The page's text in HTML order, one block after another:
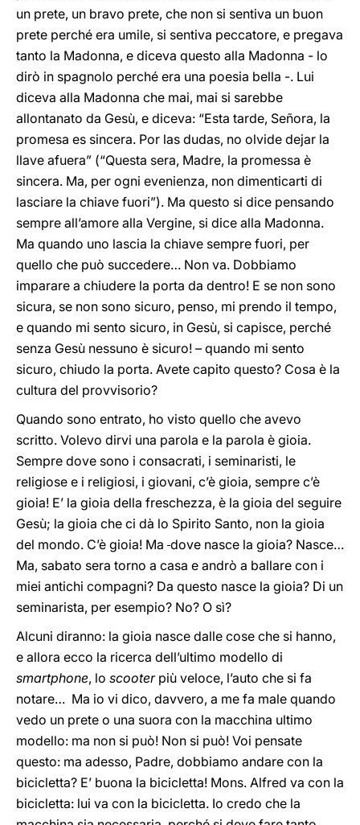
un prete, un bravo prete, che non si sentiva un buon
prete perché era umile, si sentiva peccatore, e pregava
tanto la Madonna, e diceva questo alla Madonna - lo
dirò in spagnolo perché era una poesia bella -. Lui
diceva alla Madonna che mai, mai si sarebbe
allontanato da Gesù, e diceva: “Esta tarde, Señora, la
promesa es sincera. Por las dudas, no olvide dejar la
llave afuera” (“Questa sera, Madre, la promessa è
sincera. Ma, per ogni evenienza, non dimenticarti di
lasciare la chiave fuori”). Ma questo si dice pensando
sempre all’amore alla Vergine, si dice alla Madonna.
Ma quando uno lascia la chiave sempre fuori, per
quello che può succedere… Non va. Dobbiamo
imparare a chiudere la porta da dentro! E se non sono
sicura, se non sono sicuro, penso, mi prendo il tempo,
e quando mi sento sicuro, in Gesù, si capisce, perché
senza Gesù nessuno è sicuro! – quando mi sento
sicuro, chiudo la porta. Avete capito questo? Cosa è la
cultura del provvisorio?
Quando sono entrato, ho visto quello che avevo
scritto. Volevo dirvi una parola e la parola è gioia.
Sempre dove sono i consacrati, i seminaristi, le
religiose e i religiosi, i giovani, c’è gioia, sempre c’è
gioia! E’ la gioia della freschezza, è la gioia del seguire
Gesù; la gioia che ci dà lo Spirito Santo, non la gioia
del mondo. C’è gioia! Ma dove nasce la gioia? Nasce…
Ma, sabato sera torno a casa e andrò a ballare con i
miei antichi compagni? Da questo nasce la gioia? Di un
seminarista, per esempio? No? O sì?
Alcuni diranno: la gioia nasce dalle cose che si hanno,
e allora ecco la ricerca dell’ultimo modello di
smartphone, lo scooterpiù veloce, l’auto che si fa
notare… Ma io vi dico, davvero, a me fa male quando
vedo un prete o una suora con la macchina ultimo
modello: ma non si può! Non si può! Voi pensate
questo: ma adesso, Padre, dobbiamo andare con la
bicicletta? E’ buona la bicicletta! Mons. Alfred va con la
bicicletta: lui va con la bicicletta. Io credo che la